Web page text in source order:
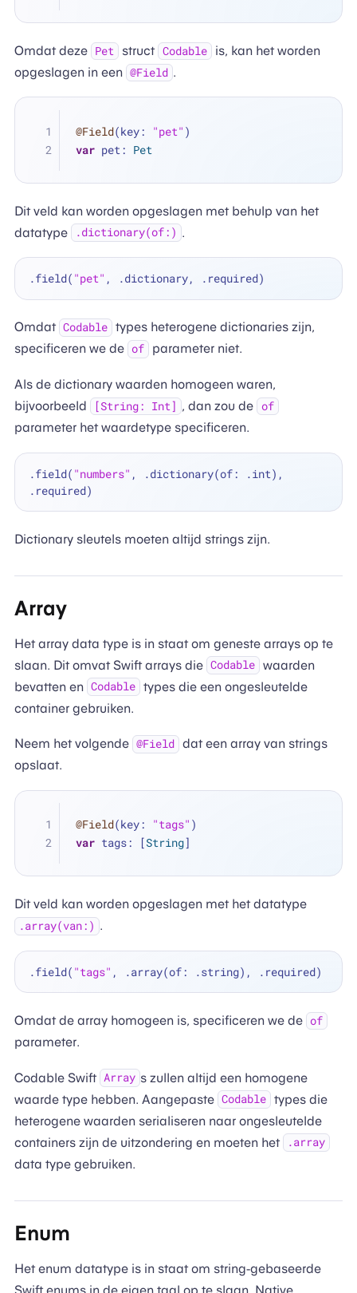
Omdat deze Pet struct Codable
is, kan het worden
opgeslagen in een @Field .
@Field(key: "pet" )
var pet: Pet
Dit veld kan worden opgeslagen met behulp van het
datatype
.dictionary(of:) .
.field( "pet"
Omdat Codable types heterogene dictionaries zijn,
specificeren we de of parameter niet.
Als de dictionary waarden homogeen waren,
bijvoorbeeld
[String: Int] , dan zou de of
parameter het waardetype specificeren.
.field( "numbers" , .dictionary(of: .int),
Dictionary sleutels moeten altijd strings zijn.
Array
Het array data type is in staat om geneste arrays op te
slaan. Dit omvat Swift arrays die Codable waarden
bevatten en Codable types die een ongesleutelde
container gebruiken.
Neem het volgende @Field
dat een array van strings
opslaat.
@Field(key: "tags" )
var tags: [String]
Dit veld kan worden opgeslagen met het datatype
.array(van:) .
.field( "tags"
Omdat de array homogeen is, specificeren we de of
parameter.
Codable Swift Array s zullen altijd een homogene
waarde type hebben. Aangepaste Codable types die
heterogene waarden serialiseren naar ongesleutelde
containers zijn de uitzondering en moeten het
.array
data type gebruiken.
Enum
Het enum datatype is in staat om string-gebaseerde
Swift enums in de eigen taal op te slaan. Native